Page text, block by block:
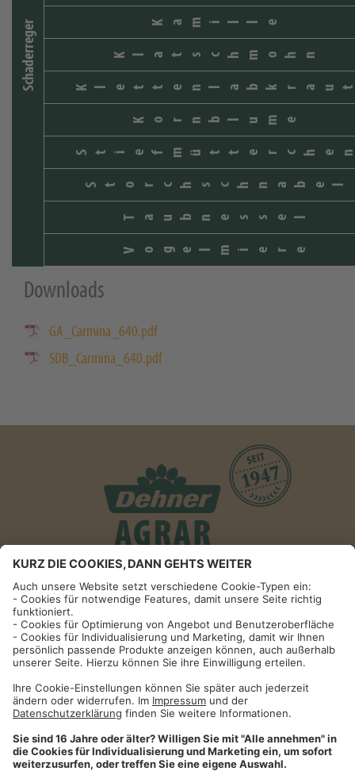
Schaderreger
Vogelmiere
Taubnessel
Storchschnabel
Kornblume
Klatschmohn
Kamille
Downloads
GA_Carmina_640.pdf
SDB_Carmina_640.pdf
Informationen
Impressum
Datenschutzhinweise
AGB und Widerrufsbelehrung
Dehner Unternehmen
Cookie-Einstellungen